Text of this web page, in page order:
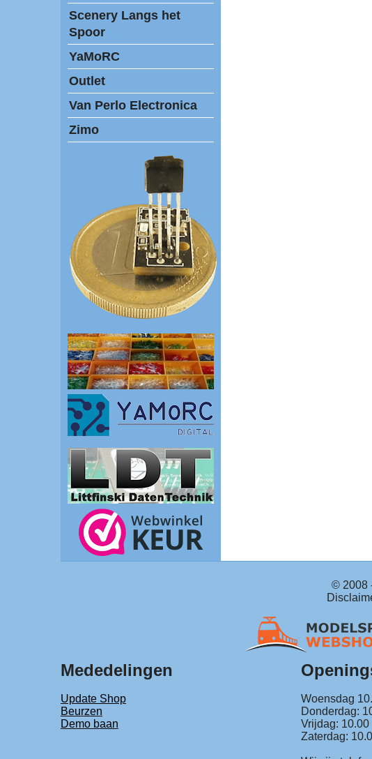
Scenery Langs het
Spoor
YaMoRC
Outlet
Van Perlo Electronica
Zimo
© 2008
Mededelingen
Update Shop Woensdag
Beurzen
Donderdag:
Demo baan
Vrijdag: 10.00
Zaterdag: